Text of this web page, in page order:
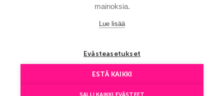
mainoksia.
Lue lisää
Evästeasetukset
ESTÄ KAIKKI